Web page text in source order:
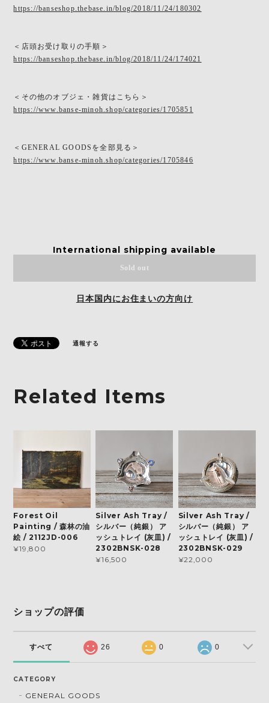
https://banseshop.thebase.in/blog/2018/11/24/180302
＜店頭お受け取りの手順＞
https://banseshop.thebase.in/blog/2018/11/24/174021
＜その他のオブジェ・雑貨はこちら＞
https://www.banse-minoh.shop/categories/1705851
＜GENERAL GOODSを全部見る＞
https://www.banse-minoh.shop/categories/1705846
International shipping available
Sold out
日本国内にお住まいの方向け
通報する
Related Items
Forest Oil
Painting / 森林の油
絵 / 2112JD-006
¥19,800
Silver Ash Tray /
シルバー（純銀） ア
ッシュトレイ (灰皿) /
2302BNSK-028
¥16,500
Silver Ash Tray /
シルバー（純銀） ア
ッシュトレイ (灰皿) /
2302BNSK-029
¥22,000
ショップの評価
すべて 26 0 0
CATEGORY
GENERAL GOODS